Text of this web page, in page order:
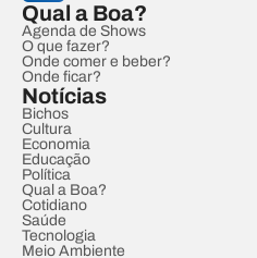
Qual a Boa?
Agenda de Shows
O que fazer?
Onde comer e beber?
Onde ficar?
Notícias
Bichos
Cultura
Economia
Educação
Política
Qual a Boa?
Cotidiano
Saúde
Tecnologia
Meio Ambiente